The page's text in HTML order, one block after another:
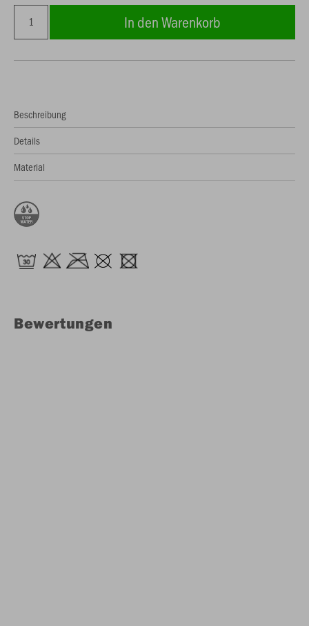
In den Warenkorb
Beschreibung
Details
Material
Bewertungen